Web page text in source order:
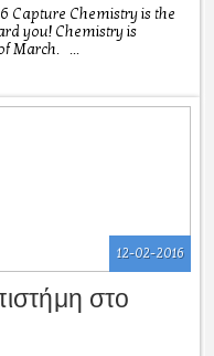
Capture Chemistry is the
you! Chemistry is
March. ...
12-02-2016
στο